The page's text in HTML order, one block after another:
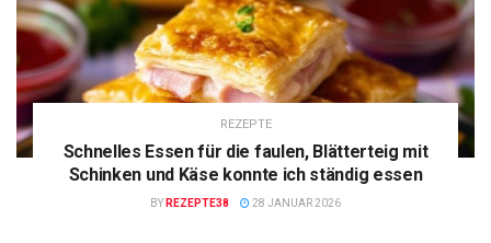
REZEPTE
Schnelles Essen für die faulen, Blätterteig mit
Schinken und Käse konnte ich ständig essen
BY REZEPTE38 28 JANUAR 2026